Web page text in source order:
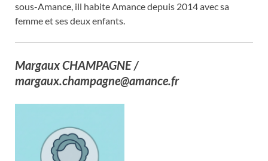
sous-Amance, ill habite Amance depuis 2014 avec sa
femme et ses deux enfants.
Margaux CHAMPAGNE /
margaux.champagne@amance.fr